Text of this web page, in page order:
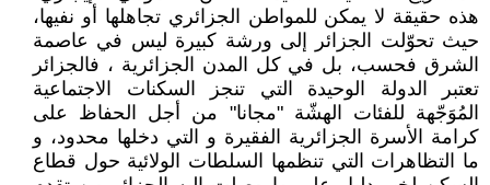
هذه حقيقة لا يمكن للمواطن الجزائري تجاهلها أو نفيها،
حيث تحوّلت الجزائر إلى ورشة كبيرة ليس في عاصمة
الشرق فحسب، بل في كل المدن الجزائرية ، فالجزائر
تعتبر الدولة الوحيدة التي تنجز السكنات الاجتماعية
المُوَجّهة للفئات الهشّة "مجانا" من أجل الحفاظ على
كرامة الأسرة الجزائرية الفقيرة و التي دخلها محدود، و
ما التظاهرات التي تنظمها السلطات الولائية حول قطاع